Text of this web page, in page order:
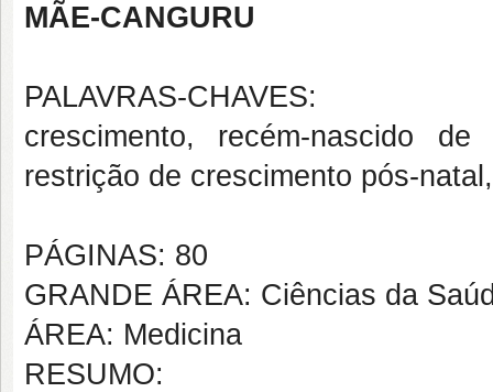
MÃE-CANGURU
PALAVRAS-CHAVES:
crescimento, recém-nascido
restrição de crescimento pós-
PÁGINAS: 80
GRANDE ÁREA: Ciências da
ÁREA: Medicina
RESUMO: